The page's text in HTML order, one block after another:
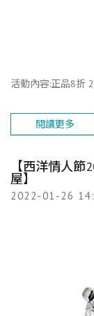
活動內容:正品8折
閱讀更多
【西洋情人
屋】
2022-01-26